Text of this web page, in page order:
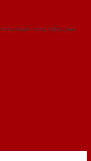
chuẩn công nghệ Châu